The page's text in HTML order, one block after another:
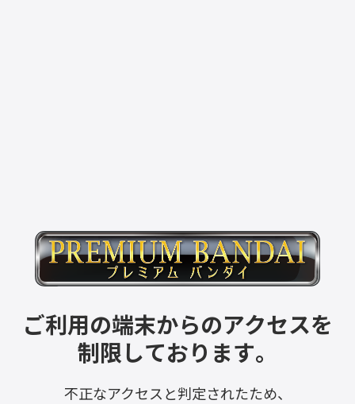
ご利用の端末からのアクセスを
制限しております。
不正なアクセスと判定されたため、